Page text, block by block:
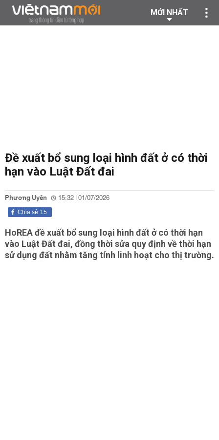
MỚI NHẤT
Đề xuất bổ sung loại hình đất ở có thời
hạn vào Luật Đất đai
Phương Uyên 15:32 | 01/07/2026
15
Chia sẻ
HoREA đề xuất bổ sung loại hình đất ở có thời hạn
vào Luật Đất đai, đồng thời sửa quy định về thời hạn
sử dụng đất nhằm tăng tính linh hoạt cho thị trường.